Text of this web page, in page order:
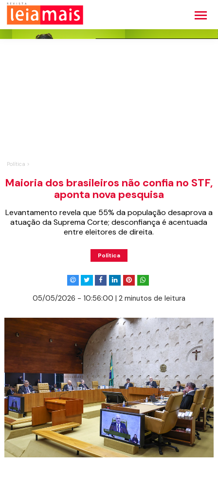
Política >
Maioria dos brasileiros não confia no STF,
aponta nova pesquisa
Levantamento revela que 55% da população desaprova a
atuação da Suprema Corte; desconfiança é acentuada
entre eleitores de direita.
Política
05/05/2026 - 10:56:00 | 2 minutos de leitura